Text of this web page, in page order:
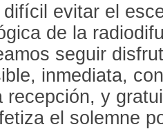
evitar el
de la
seguir
inmediata,
recepción, y
el solemne